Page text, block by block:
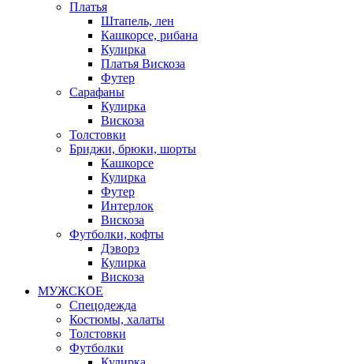
Платья
Штапель, лен
Кашкорсе, рибана
Кулирка
Платья Вискоза
Футер
Сарафаны
Кулирка
Вискоза
Толстовки
Бриджи, брюки, шорты
Кашкорсе
Кулирка
Футер
Интерлок
Вискоза
Футболки, кофты
Дэворэ
Кулирка
Вискоза
МУЖСКОЕ
Спецодежда
Костюмы, халаты
Толстовки
Футболки